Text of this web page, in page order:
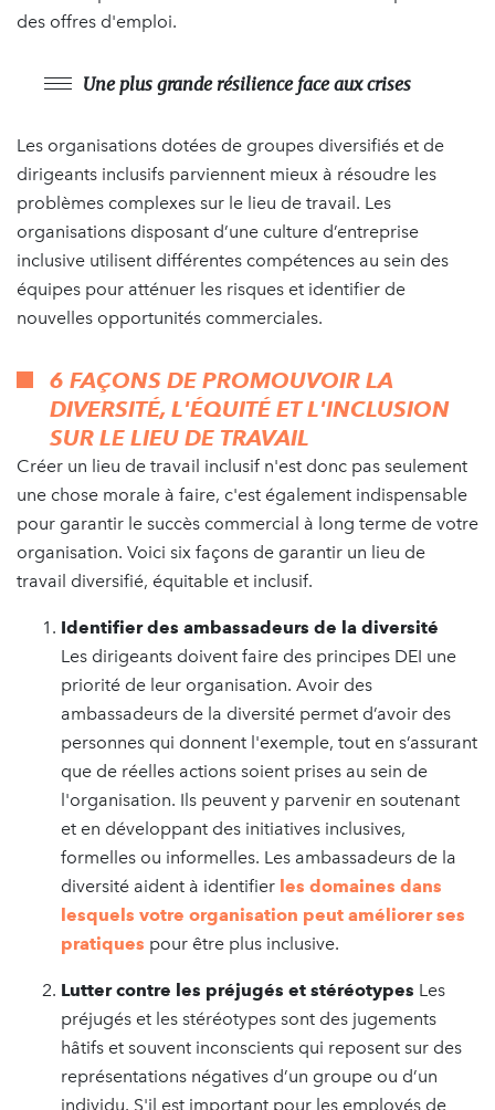
des offres d'emploi.
Une plus grande résilience face aux crises
Les organisations dotées de groupes diversifiés et de
dirigeants inclusifs parviennent mieux à résoudre les
problèmes complexes sur le lieu de travail. Les
organisations disposant d’une culture d’entreprise
inclusive utilisent différentes compétences au sein des
équipes pour atténuer les risques et identifier de
nouvelles opportunités commerciales.
6 FAÇONS DE PROMOUVOIR LA
DIVERSITÉ, L'ÉQUITÉ ET L'INCLUSION
SUR LE LIEU DE TRAVAIL
Créer un lieu de travail inclusif n'est donc pas seulement
une chose morale à faire, c'est également indispensable
pour garantir le succès commercial à long terme de votre
organisation. Voici six façons de garantir un lieu de
travail diversifié, équitable et inclusif.
Identifier des ambassadeurs de la diversité
Les dirigeants doivent faire des principes DEI une
priorité de leur organisation. Avoir des
ambassadeurs de la diversité permet d’avoir des
personnes qui donnent l'exemple, tout en s’assurant
que de réelles actions soient prises au sein de
l'organisation. Ils peuvent y parvenir en soutenant
et en développant des initiatives inclusives,
formelles ou informelles. Les ambassadeurs de la
diversité aident à identifier les domaines dans
lesquels votre organisation peut améliorer ses
pratiques pour être plus inclusive.
Lutter contre les préjugés et stéréotypes Les
préjugés et les stéréotypes sont des jugements
hâtifs et souvent inconscients qui reposent sur des
représentations négatives d’un groupe ou d’un
individu. S'il est important pour les employés de